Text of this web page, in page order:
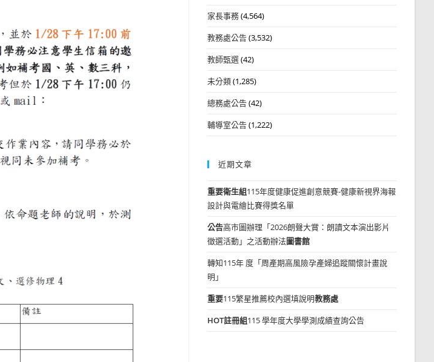
家長事務(4,564)
教務處公告(3,532)
教師甄選(42)
未分類(1,285)
總務處公告(42)
輔導室公告(1,222)
近期文章
重要衛生組115年度健康促進創意競賽-健康新視界海報
設計與電繪比賽得獎名單
公告高市圖辦理「2026朗聲大賞：朗讀文本演出影片
徵選活動」之活動辦法圖書館
轉知115年 度「周產期高風險孕產婦追蹤關懷計畫說
明」
重要115繁星推薦校內選填說明教務處
HOT註冊組115 學年度大學學測成績查詢公告